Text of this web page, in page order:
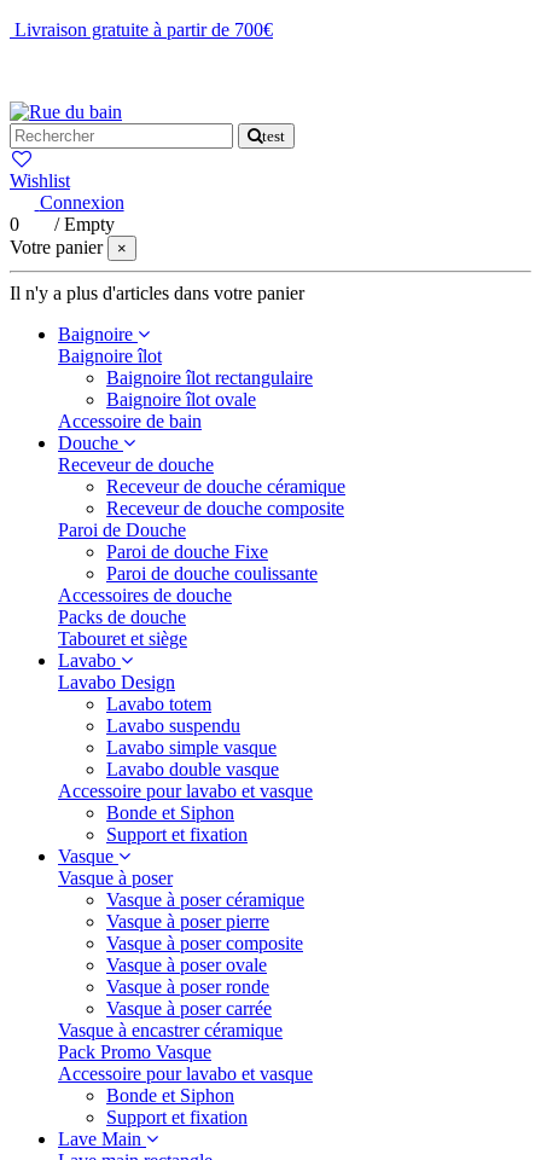
Livraison gratuite à partir de 700€
test
Wishlist
Connexion
0
/Empty
Votre panier
×
Il n'y a plus d'articles dans votre panier
Baignoire
Baignoire îlot
Baignoire îlot rectangulaire
Baignoire îlot ovale
Accessoire de bain
Douche
Receveur de douche
Receveur de douche céramique
Receveur de douche composite
Paroi de Douche
Paroi de douche Fixe
Paroi de douche coulissante
Accessoires de douche
Packs de douche
Tabouret et siège
Lavabo
Lavabo Design
Lavabo totem
Lavabo suspendu
Lavabo simple vasque
Lavabo double vasque
Accessoire pour lavabo et vasque
Bonde et Siphon
Support et fixation
Vasque
Vasque à poser
Vasque à poser céramique
Vasque à poser pierre
Vasque à poser composite
Vasque à poser ovale
Vasque à poser ronde
Vasque à poser carrée
Vasque à encastrer céramique
Pack Promo Vasque
Accessoire pour lavabo et vasque
Bonde et Siphon
Support et fixation
Lave Main